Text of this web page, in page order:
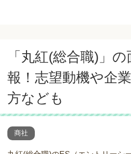
「丸紅(総合職)」
報！志望動機や企
方なども
商社